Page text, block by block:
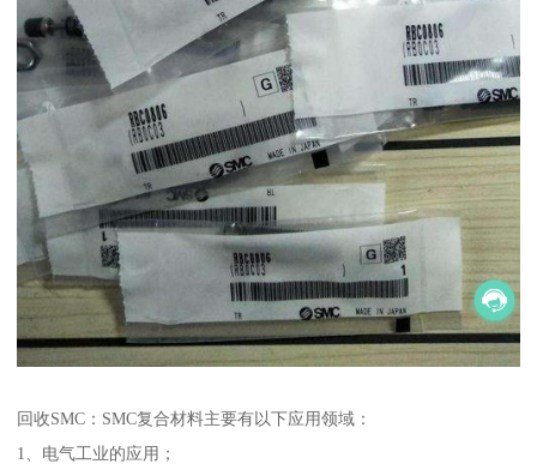
回收SMC：SMC复合材料主要有以下应用领域：
1、电气工业的应用；